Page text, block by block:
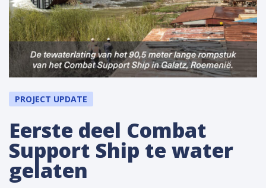
PROJECT UPDATE
Eerste deel Combat
Support Ship te water
gelaten